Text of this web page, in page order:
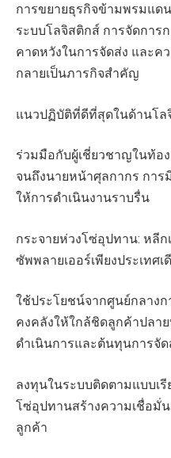
การขยายธุรกิจข้ามพรมแ
ระบบโลจิสติกส์ การจัดกา
คาดหวังในการจัดส่ง และค
กลายเป็นภารกิจสำคัญ
แนวปฏิบัติที่ดีที่สุดในด้านโล
ร่วมมือกับผู้เชี่ยวชาญในท้อ
จนถึงนายหน้าศุลกากร กา
ให้การดำเนินงานราบรื่น
กระจายห่วงโซ่อุปทาน: หลีก
ซัพพลายเออร์เพียงประเทศเ
ใช้ประโยชน์จากศูนย์กลาง
คงคลังให้ใกล้ชิดลูกค้าปลา
ดำเนินการและต้นทุนการจัด
ลงทุนในระบบติดตามแบบเ
โซ่อุปทานสร้างความเชื่อมั่
ลูกค้า